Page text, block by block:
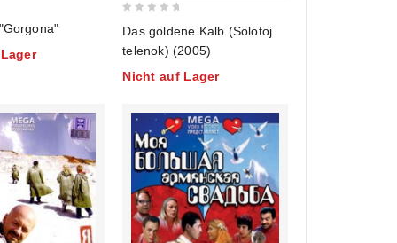
of
5
Das goldene Kalb (Solotoj
telenok) (2005)
Nicht auf Lager